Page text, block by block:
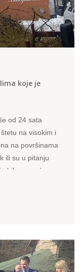
koje je
od 24 sata
na visokim i
na površinama
ili su u pitanju
bilo moguće